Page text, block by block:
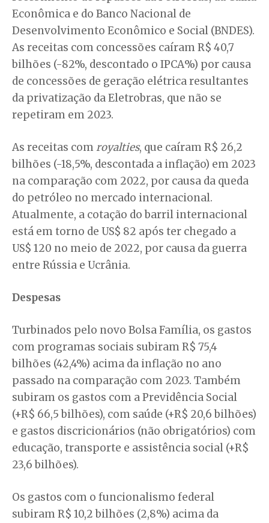
Econômica e do Banco Nacional de
Desenvolvimento Econômico e Social (BNDES).
As receitas com concessões caíram R$ 40,7
bilhões (-82%, descontado o IPCA%) por causa
de concessões de geração elétrica resultantes
da privatização da Eletrobras, que não se
repetiram em 2023.
As receitas comroyalties, que caíram R$ 26,2
bilhões (-18,5%, descontada a inflação) em 2023
na comparação com 2022, por causa da queda
do petróleo no mercado internacional.
Atualmente, a cotação do barril internacional
está em torno de US$ 82 após ter chegado a
US$ 120 no meio de 2022, por causa da guerra
entre Rússia e Ucrânia.
Despesas
Turbinados pelo novo Bolsa Família, os gastos
com programas sociais subiram R$ 75,4
bilhões (42,4%) acima da inflação no ano
passado na comparação com 2023. Também
subiram os gastos com a Previdência Social
(+R$ 66,5 bilhões), com saúde (+R$ 20,6 bilhões)
e gastos discricionários (não obrigatórios) com
educação, transporte e assistência social (+R$
23,6 bilhões).
Os gastos com o funcionalismo federal
subiram R$ 10,2 bilhões (2,8%) acima da